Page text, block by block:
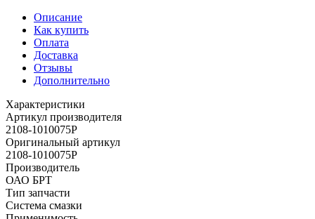
Описание
Как купить
Оплата
Доставка
Отзывы
Дополнительно
Характеристики
Артикул производителя
2108-1010075Р
Оригинальный артикул
2108-1010075Р
Производитель
ОАО БРТ
Тип запчасти
Система смазки